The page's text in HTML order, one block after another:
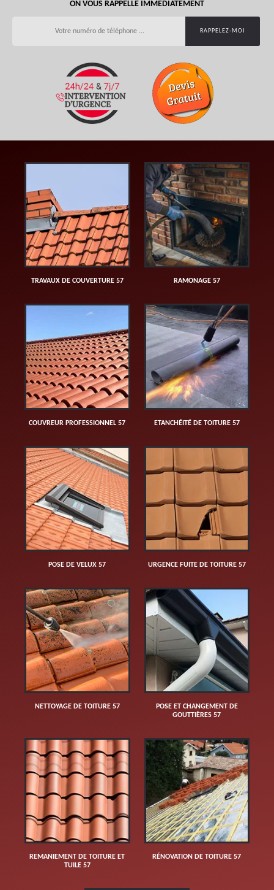
ON VOUS RAPPELLE IMMEDIATEMENT
TRAVAUX DE COUVERTURE 57 RAMONAGE 57
COUVREUR PROFESSIONNEL 57 ETANCHÉITÉ DE TOITURE 57
POSE DE VELUX 57 URGENCE FUITE DE TOITURE 57
NETTOYAGE DE TOITURE 57
POSE ET CHANGEMENT DE
GOUTTIÈRES 57
REMANIEMENT DE TOITURE ET
TUILE 57
RÉNOVATION DE TOITURE 57